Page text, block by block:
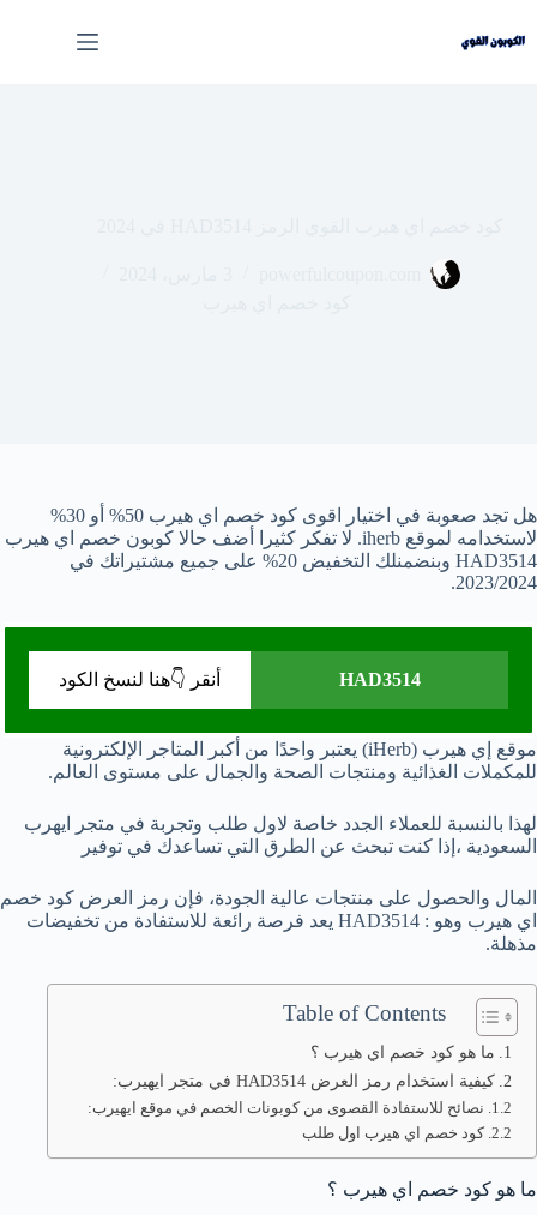
إلى
هل تجد صعوبة في اختيار اقوى كود خصم اي هيرب 50% أو 30%
لاستخدامه لموقع iherb. لا تفكر كثيرا أضف حالا كوبون خصم اي هيرب
HAD3514 وبنضمنلك التخفيض 20% على جميع مشتيراتك في
2023/2024.
HAD3514 أنقر 👇هنا لنسخ الكود
موقع إي هيرب (iHerb) يعتبر واحدًا من أكبر المتاجر الإلكترونية
للمكملات الغذائية ومنتجات الصحة والجمال على مستوى العالم.
لهذا بالنسبة للعملاء الجدد خاصة لاول طلب وتجربة في متجر ايهرب
السعودية ،إذا كنت تبحث عن الطرق التي تساعدك في توفير
المال والحصول على منتجات عالية الجودة، فإن رمز العرض كود خصم
اي هيرب وهو : HAD3514 يعد فرصة رائعة للاستفادة من تخفيضات
مذهلة.
Table of Contents
ما هو كود خصم اي هيرب ؟
كيفية استخدام رمز العرض HAD3514 في متجر ايهيرب:
نصائح للاستفادة القصوى من كوبونات الخصم في موقع ايهيرب:
كود خصم اي هيرب اول طلب
ما هو كود خصم اي هيرب ؟